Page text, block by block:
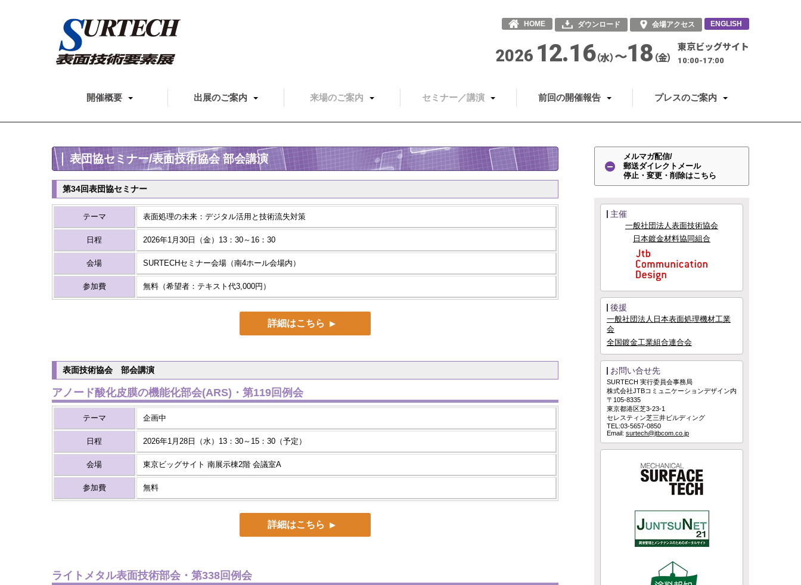
2026 12.16（水）〜18（金）
東京ビッグサイト
10:00-17:00
HOME ダウンロード 会場アクセス ENGLISH
開催概要 出展のご案内 来場のご案内 セミナー／講演 前回の開催報告 プレスのご案内
表団協セミナー/表面技術協会 部会講演
第34回表団協セミナー
テーマ 表面処理の未来：デジタル活用と技術流失対策
日程 2026年1月30日（金）13：30～16：30
会場 SURTECHセミナー会場（南4ホール会場内）
参加費 無料（希望者：テキスト代3,000円）
詳細はこちら
表面技術協会 部会講演
アノード酸化皮膜の機能化部会(ARS)・第119回例会
テーマ 企画中
日程 2026年1月28日（水）13：30～15：30（予定）
会場 東京ビッグサイト 南展示棟2階 会議室A
参加費 無料
詳細はこちら
ライトメタル表面技術部会・第338回例会
メルマガ配信/
郵送ダイレクトメール
停止・変更・削除はこちら
主催
一般社団法人表面技術協会
日本鍍金材料協同組合
後援
一般社団法人日本表面処理機材工業
会
全国鍍金工業組合連合会
お問い合せ先
SURTECH 実行委員会事務局
株式会社JTBコミュニケーションデザイン内
〒105-8335
東京都港区芝3-23-1
セレスティン芝三井ビルディング
TEL:03-5657-0850
Email: surtech@jtbcom.co.jp